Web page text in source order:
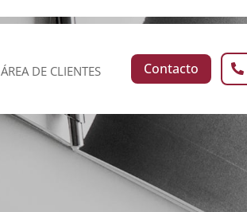
ÁREA DE CLIENTES Contacto